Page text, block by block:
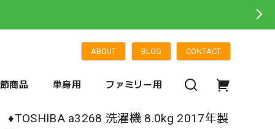
ABOUT BLOG CONTACT
商品 単身用 ファミリー用
♦️TOSHIBA a3268 洗濯機 8.0kg 2017年製